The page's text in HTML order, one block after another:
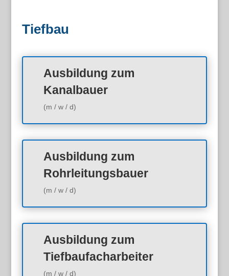
Tiefbau
Ausbildung zum
Kanalbauer
(m / w / d)
Ausbildung zum
Rohrleitungsbauer
(m / w / d)
Ausbildung zum
Tiefbaufacharbeiter
(m / w / d)